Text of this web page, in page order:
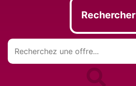
Rechercher